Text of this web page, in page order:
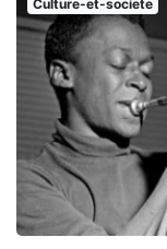
Culture-et-societe